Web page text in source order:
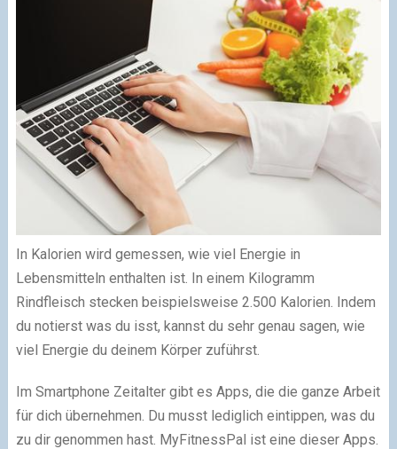
In Kalorien wird gemessen, wie viel Energie in
Lebensmitteln enthalten ist. In einem Kilogramm
Rindfleisch stecken beispielsweise 2.500 Kalorien. Indem
du notierst was du isst, kannst du sehr genau sagen, wie
viel Energie du deinem Körper zuführst.
Im Smartphone Zeitalter gibt es Apps, die die ganze Arbeit
für dich übernehmen. Du musst lediglich eintippen, was du
zu dir genommen hast. MyFitnessPal ist eine dieser Apps.